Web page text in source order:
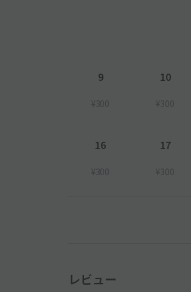
9
¥300
10
¥300
16
¥300
17
¥300
レビュー